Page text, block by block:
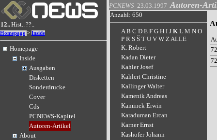
12..Hist..??..
Homepage > Inside
Homepage
Inside
Ausgaben
Disketten
Sonderdrucke
Cover
Cds
PCNEWS-Kapitel
Autoren-Artikel
About
PCNEWS 23.03.1997 Autoren-
Anzahl: 650
A B C D E F G H I J K L M N O
P R S Š T U V W ZALLE
K. Robert
Kadan Dieter
Kahler Josef
Kahlert Christine
Kallinger Walter
Kamenik Andreas
Kaminek Erwin
Karaduman Ercan
Karner Ernst
Kashofer Johann
72
72